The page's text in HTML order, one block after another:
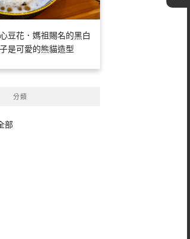
豆花．媽祖賜名的黑白
是可愛的熊貓造型
分類
部